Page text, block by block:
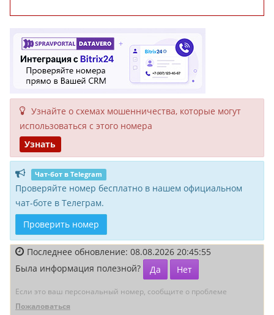
Узнайте о схемах мошенни­чества, кото­рые могут
исполь­зоваться с этого номера
Узнать
Чат-бот в Telegram
Проверяйте номер бесплатно в нашем официальном
чат-боте в Телеграм.
Проверить номер
Последнее обновление: 08.08.2026 20:45:55
Была информация полезной?
Да Нет
Если это ваш персональный номер, сообщите о проблеме
Пожаловаться